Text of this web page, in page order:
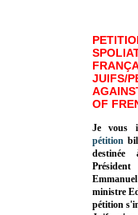
JUIFS/
OF
Je vous
pétition
ministre
pétition